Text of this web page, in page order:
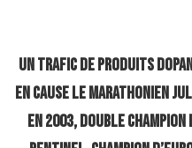
Un trafic de produits
en cause le marathonien
en 2003, double